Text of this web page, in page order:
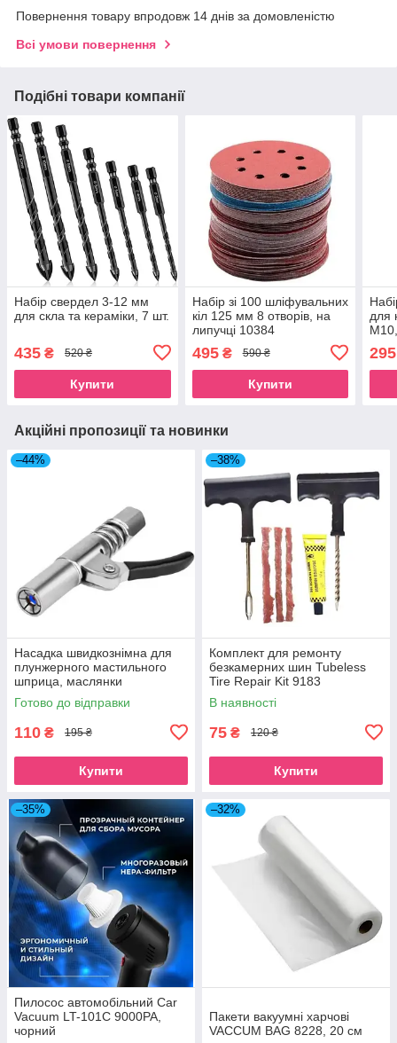
Повернення товару впродовж 14 днів за домовленістю
Всі умови повернення
Подібні товари компанії
Набір свердел 3-12 мм
для скла та кераміки, 7 шт.
435 ₴ 520 ₴
Купити
Набір зі 100 шліфувальних
кіл 125 мм 8 отворів, на
липучці 10384
495₴ 590 ₴
Купити
для
295
Акційні пропозиції та новинки
–44%
Насадка швидкознімна для
плунжерного мастильного
шприца, маслянки
Готово до відправки
110 ₴ 195 ₴
Купити
–38%
Комплект для ремонту
безкамерних шин Tubeless
Tire Repair Kit 9183
В наявності
75 ₴ 120 ₴
Купити
–35%
Пилосос автомобільний Car
Vacuum LT-101C 9000PA,
чорний
–32%
Пакети вакуумні харчові
VACCUM BAG 8228, 20 см